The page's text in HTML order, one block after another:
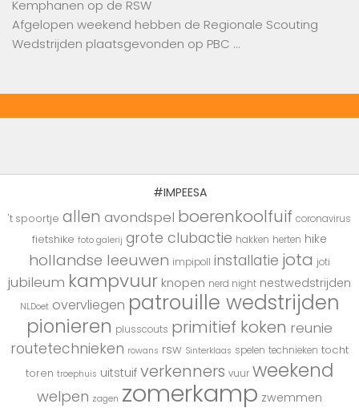
Kemphanen op de RSW
Afgelopen weekend hebben de Regionale Scouting
Wedstrijden plaatsgevonden op PBC …
#IMPEESA
't spoortje allen avondspel boerenkoolfuif coronavirus
fietshike foto galerij grote clubactie hakken herten hike
hollandse leeuwen impipoll installatie jota joti
jubileum kampvuur knopen nerd night nestwedstrijden
NLDoet overvliegen patrouille wedstrijden
pionieren plusscouts primitief koken reunie
routetechnieken rowans rsw Sinterklaas spelen technieken tocht
toren troephuis uitstuif verkenners vuur weekend
welpen zagen zomerkamp zwemmen